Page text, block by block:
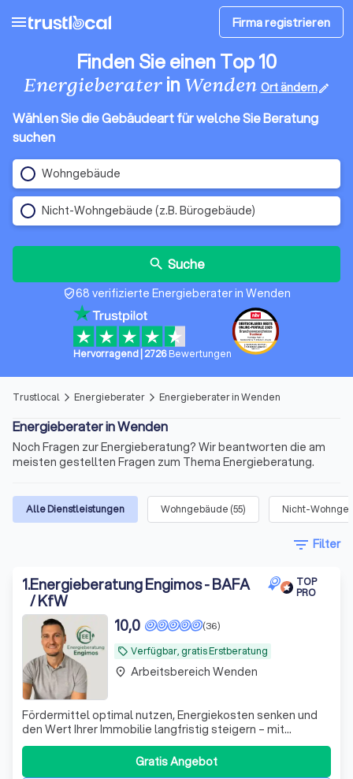
menu Firma registrieren
Finden Sie einen Top 10
Energieberaterin Wenden Ort ändernedit
Wählen Sie die Gebäudeart für welche Sie Beratung
suchen
Wohngebäude
Nicht-Wohngebäude (z.B. Bürogebäude)
search Suche
verified_user68 verifizierte Energieberater in Wenden
Hervorragend 2726Bewertungen
Trustlocal arrow_forward_ios Energieberater arrow_forward_ios Energieberater in Wenden
Energieberater in Wenden
Noch Fragen zur Energieberatung? Wir beantworten die am
meisten gestellten Fragen zum Thema Energieberatung.
Alle Dienstleistungen Wohngebäude (55) Nicht-
filter_list Filter
1.Energieberatung Engimos - BAFA
/ KfW
TOP
PRO
local_offer Verfügbar, gratis Erstberatung
(36)
10,0
Fördermittel optimal nutzen, Energiekosten senken und
den Wert Ihrer Immobilie langfristig steigern – mit
unabhängiger Energieberatung.
Gratis Angebot
place Arbeitsbereich Wenden